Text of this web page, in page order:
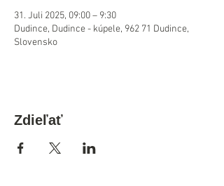
31. Juli 2025, 09:00 – 9:30
Dudince, Dudince - kúpele, 962 71 Dudince,
Slovensko
Zdieľať